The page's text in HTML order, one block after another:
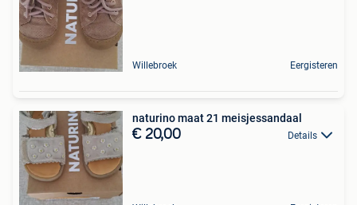
Willebroek Eergisteren
naturino maat 21 meisjessandaal
€ 20,00 Details